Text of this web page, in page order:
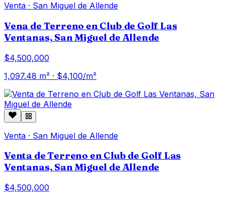
Venta · San Miguel de Allende
Vena de Terreno en Club de Golf Las
Ventanas, San Miguel de Allende
$4,500,000
1,097.48 m² · $4,100/m²
Venta · San Miguel de Allende
Venta de Terreno en Club de Golf Las
Ventanas, San Miguel de Allende
$4,500,000